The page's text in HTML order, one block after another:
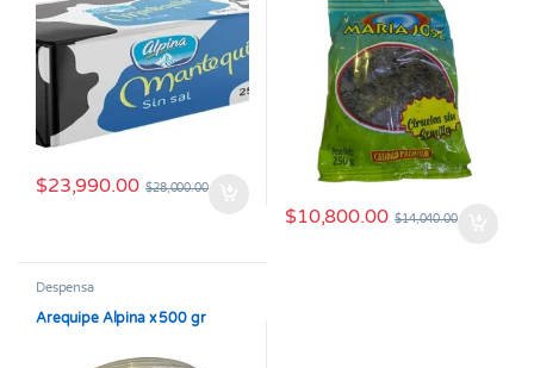
$23,990.00 $28,000.00
$10,800.00 $14,040.00
Despensa
Arequipe Alpina x 500 gr